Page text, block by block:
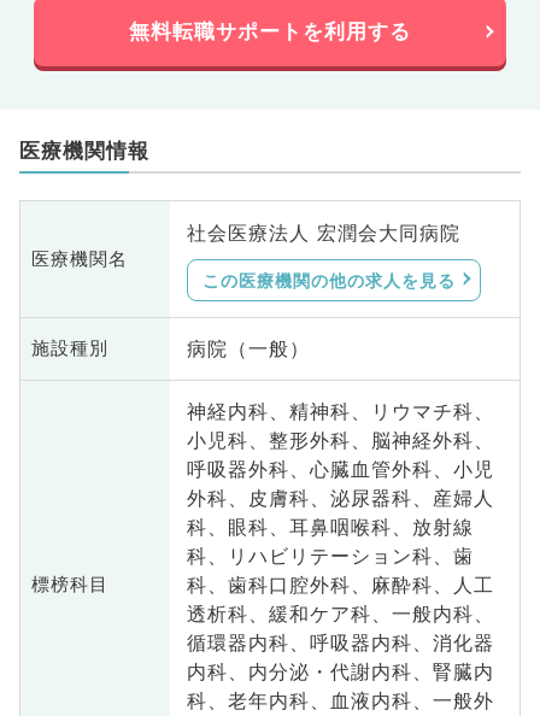
無料転職サポートを利用する
医療機関情報
医療機関名
社会医療法人 宏潤会大同病院
この医療機関の他の求人を見る
施設種別 病院（一般）
標榜科目
神経内科、精神科、リウマチ科、
小児科、整形外科、脳神経外科、
呼吸器外科、心臓血管外科、小児
外科、皮膚科、泌尿器科、産婦人
科、眼科、耳鼻咽喉科、放射線
科、リハビリテーション科、歯
科、歯科口腔外科、麻酔科、人工
透析科、緩和ケア科、一般内科、
循環器内科、呼吸器内科、消化器
内科、内分泌・代謝内科、腎臓内
科、老年内科、血液内科、一般外